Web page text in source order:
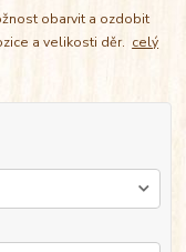
obarvit a ozdobit
a velikosti děr. celý